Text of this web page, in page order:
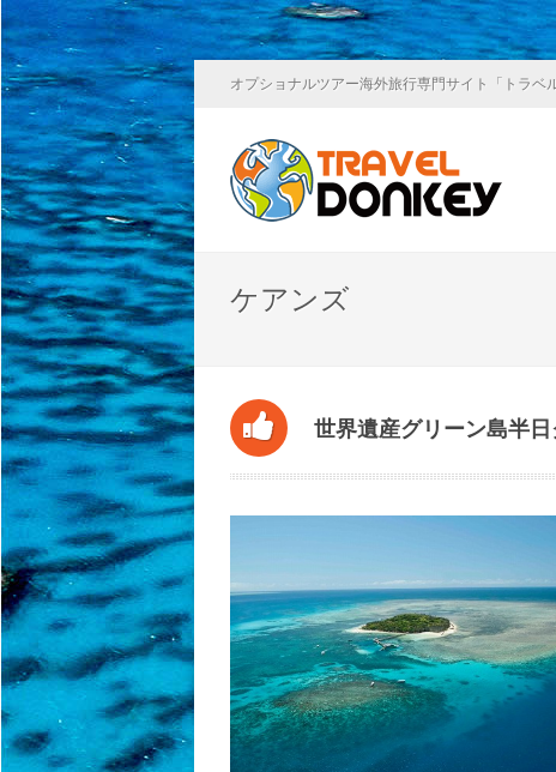
オプショナルツアー海外旅行専門サイト「トラベ
ケアンズ
世界遺産グリーン島半